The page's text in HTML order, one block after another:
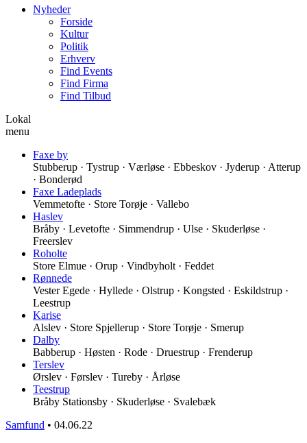
Nyheder
Forside
Kultur
Politik
Erhverv
Find Events
Find Firma
Find Tilbud
Lokal
menu
Faxe by
Stubberup · Tystrup · Værløse · Ebbeskov · Jyderup · Atterup
· Bonderød
Faxe Ladeplads
Vemmetofte · Store Torøje · Vallebo
Haslev
Bråby · Levetofte · Simmendrup · Ulse · Skuderløse ·
Freerslev
Roholte
Store Elmue · Orup · Vindbyholt · Feddet
Rønnede
Vester Egede · Hyllede · Olstrup · Kongsted · Eskildstrup ·
Leestrup
Karise
Alslev · Store Spjellerup · Store Torøje · Smerup
Dalby
Babberup · Høsten · Rode · Druestrup · Frenderup
Terslev
Ørslev · Førslev · Tureby · Årløse
Teestrup
Bråby Stationsby · Skuderløse · Svalebæk
Samfund • 04.06.22